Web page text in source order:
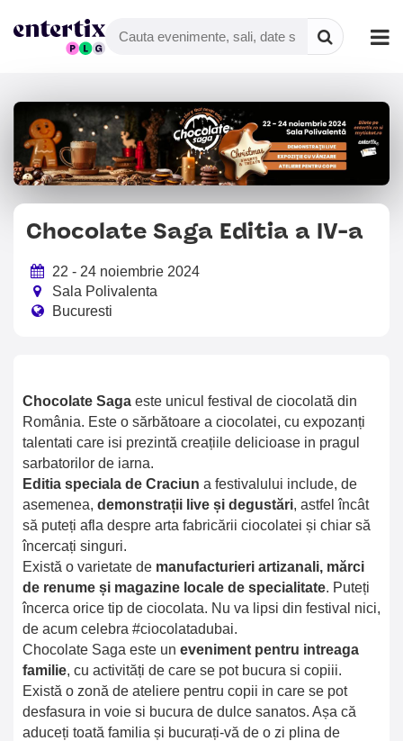
Chocolate Saga este unicul festival de ciocolată din
România. Este o sărbătoare a ciocolatei, cu expozanți
talentati care isi prezintă creațiile delicioase in pragul
sarbatorilor de iarna.
Editia speciala de Craciun a festivalului include, de
asemenea, demonstrații live și degustări, astfel încât
să puteți afla despre arta fabricării ciocolatei și chiar să
încercați singuri.
Există o varietate de manufacturieri artizanali, mărci
de renume și magazine locale de specialitate. Puteți
încerca orice tip de ciocolata. Nu va lipsi din festival nici,
de acum celebra #ciocolatadubai.
Chocolate Saga este un eveniment pentru intreaga
familie, cu activități de care se pot bucura si copiii.
Există o zonă de ateliere pentru copii in care se pot
desfasura in voie si bucura de dulce sanatos. Așa că
aduceți toată familia și bucurați-vă de o zi plina de
Chocolate Saga Editia a IV-a
22 - 24 noiembrie 2024
Sala Polivalenta
Bucuresti